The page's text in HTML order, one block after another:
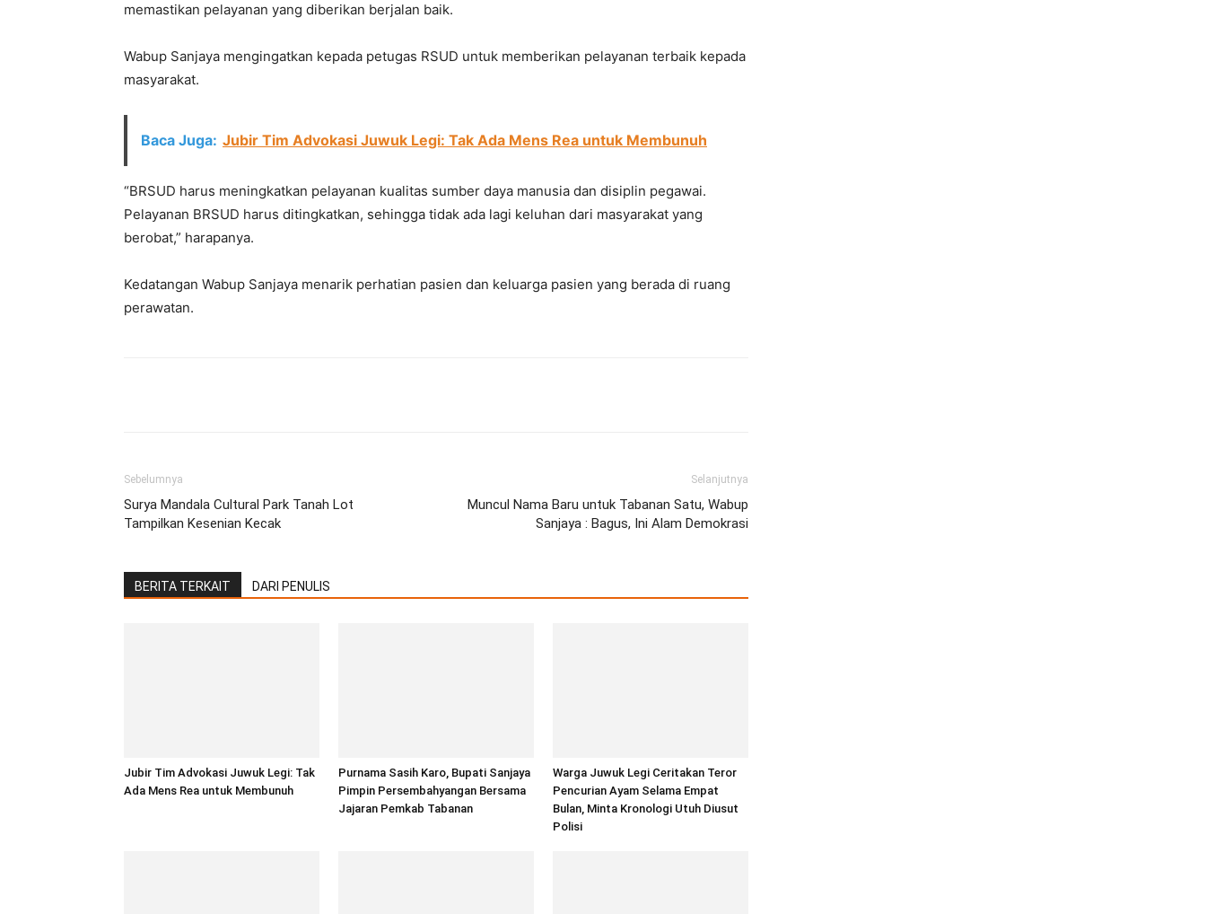
memastikan pelayanan yang diberikan berjalan baik.
Wabup Sanjaya mengingatkan kepada petugas RSUD untuk memberikan pelayanan terbaik kepada
masyarakat.
Baca Juga: Jubir Tim Advokasi Juwuk Legi: Tak Ada Mens Rea untuk Membunuh
“BRSUD harus meningkatkan pelayanan kualitas sumber daya manusia dan disiplin pegawai.
Pelayanan BRSUD harus ditingkatkan, sehingga tidak ada lagi keluhan dari masyarakat yang
berobat,” harapanya.
Kedatangan Wabup Sanjaya menarik perhatian pasien dan keluarga pasien yang berada di ruang
perawatan.
Sebelumnya
Surya Mandala Cultural Park Tanah Lot
Tampilkan Kesenian Kecak
Selanjutnya
Muncul Nama Baru untuk Tabanan Satu, Wabup
Sanjaya : Bagus, Ini Alam Demokrasi
BERITA TERKAIT DARI PENULIS
Jubir Tim Advokasi Juwuk Legi: Tak
Ada Mens Rea untuk Membunuh
Purnama Sasih Karo, Bupati Sanjaya
Pimpin Persembahyangan Bersama
Jajaran Pemkab Tabanan
Warga Juwuk Legi Ceritakan Teror
Pencurian Ayam Selama Empat
Bulan, Minta Kronologi Utuh Diusut
Polisi